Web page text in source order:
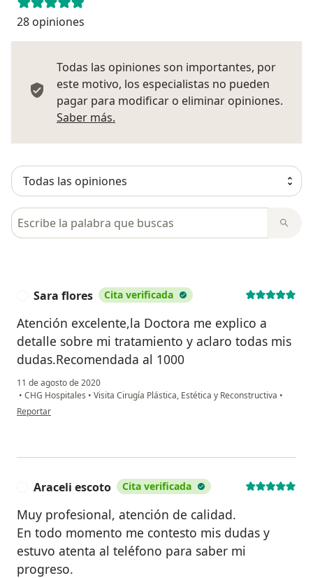
28 opiniones
Todas las opiniones son importantes, por
este motivo, los especialistas no pueden
pagar para modificar o eliminar opiniones.
Saber más.
Busca en opiniones
Sara flores Cita verificada
Atención excelente,la Doctora me explico a
detalle sobre mi tratamiento y aclaro todas mis
dudas.Recomendada al 1000
11 de agosto de 2020
• CHG Hospitales • Visita Cirugía Plástica, Estética y Reconstructiva •
en opinión del usuario Sara flores
Reportar
Araceli escoto Cita verificada
Muy profesional, atención de calidad.
En todo momento me contesto mis dudas y
estuvo atenta al teléfono para saber mi
progreso.